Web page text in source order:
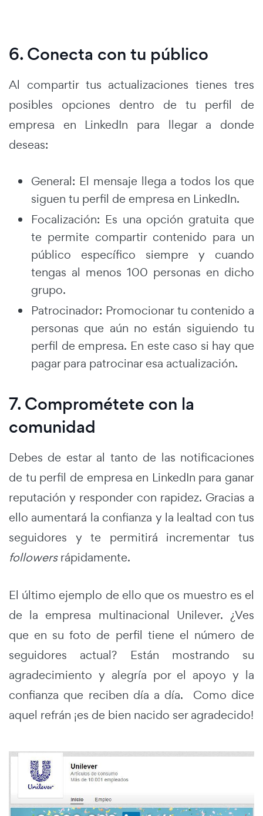
6. Conecta con tu público
Al compartir tus actualizaciones tienes tres
posibles opciones dentro de tu perfil de
empresa en LinkedIn para llegar a donde
deseas:
General: El mensaje llega a todos los que
siguen tu perfil de empresa en LinkedIn.
Focalización: Es una opción gratuita que
te permite compartir contenido para un
público específico siempre y cuando
tengas al menos 100 personas en dicho
grupo.
Patrocinador: Promocionar tu contenido a
personas que aún no están siguiendo tu
perfil de empresa. En este caso si hay que
pagar para patrocinar esa actualización.
7. Comprométete con la
comunidad
Debes de estar al tanto de las notificaciones
de tu perfil de empresa en LinkedIn para ganar
reputación y responder con rapidez. Gracias a
ello aumentará la confianza y la lealtad con tus
seguidores y te permitirá incrementar tus
followersrápidamente.
El último ejemplo de ello que os muestro es el
de la empresa multinacional Unilever. ¿Ves
que en su foto de perfil tiene el número de
seguidores actual? Están mostrando su
agradecimiento y alegría por el apoyo y la
confianza que reciben día a día. Como dice
aquel refrán ¡es de bien nacido ser agradecido!